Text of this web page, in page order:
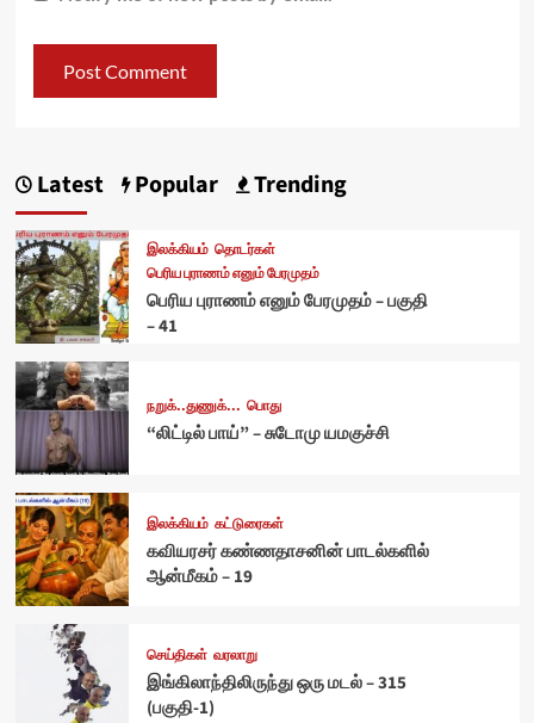
Latest Popular Trending
இலக்கியம் தொடர்கள்
பெரிய புராணம் எனும் பேரமுதம்
பெரிய புராணம் எனும் பேரமுதம் – பகுதி
– 41
நறுக்..துணுக்... பொது
“லிட்டில் பாய்” – சுடோமு யமகுச்சி
இலக்கியம் கட்டுரைகள்
கவியரசர் கண்ணதாசனின் பாடல்களில்
ஆன்மீகம் – 19
செய்திகள் வரலாறு
இங்கிலாந்திலிருந்து ஒரு மடல் – 315
(பகுதி-1)